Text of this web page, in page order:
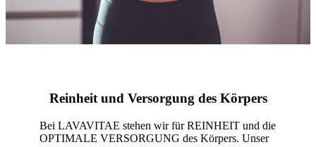
Reinheit und Versorgung des Körpers
Bei LAVAVITAE stehen wir für REINHEIT und die
OPTIMALE VERSORGUNG des Körpers. Unser